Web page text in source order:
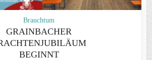
Brauchtum
GRAINBACHER
BEGINNT